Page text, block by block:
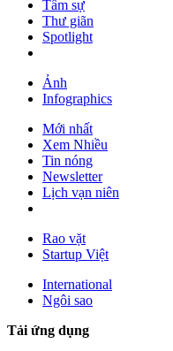
Tâm sự
Thư giãn
Spotlight
Ảnh
Infographics
Mới nhất
Xem Nhiều
Tin nóng
Newsletter
Lịch vạn niên
Rao vặt
Startup Việt
International
Ngôi sao
Tải ứng dụng